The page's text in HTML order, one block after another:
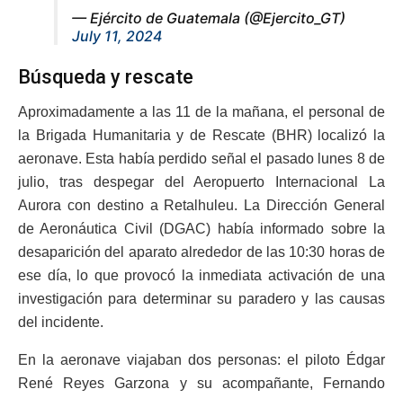
— Ejército de Guatemala (@Ejercito_GT)
July 11, 2024
Búsqueda y rescate
Aproximadamente a las 11 de la mañana, el personal de
la Brigada Humanitaria y de Rescate (BHR) localizó la
aeronave. Esta había perdido señal el pasado lunes 8 de
julio, tras despegar del Aeropuerto Internacional La
Aurora con destino a Retalhuleu. La Dirección General
de Aeronáutica Civil (DGAC) había informado sobre la
desaparición del aparato alrededor de las 10:30 horas de
ese día, lo que provocó la inmediata activación de una
investigación para determinar su paradero y las causas
del incidente.
En la aeronave viajaban dos personas: el piloto Édgar
René Reyes Garzona y su acompañante, Fernando